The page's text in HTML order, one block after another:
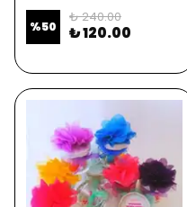
%50
₺ 240.00
₺ 120.00